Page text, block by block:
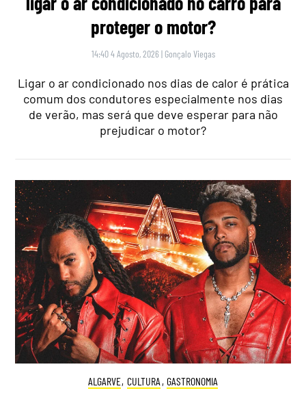
proteger o motor?
14:40 4 Agosto, 2026 | Gonçalo Viegas
Ligar o ar condicionado nos dias de calor é prática
comum dos condutores especialmente nos dias
de verão, mas será que deve esperar para não
prejudicar o motor?
ALGARVE, CULTURA , GASTRONOMIA